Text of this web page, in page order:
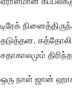
டிரேக்
தடுத்தன.
சதாகாலமும்
ஒரு நாள் ஜான்